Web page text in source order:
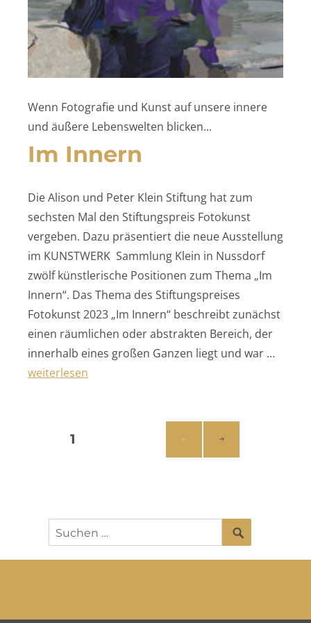
Wenn Fotografie und Kunst auf unsere innere
und äußere Lebenswelten blicken...
Im Innern
Die Alison und Peter Klein Stiftung hat zum
sechsten Mal den Stiftungspreis Fotokunst
vergeben. Dazu präsentiert die neue Ausstellung
im KUNSTWERK Sammlung Klein in Nussdorf
zwölf künstlerische Positionen zum Thema „Im
Innern“. Das Thema des Stiftungspreises
Fotokunst 2023 „Im Innern“ beschreibt zunächst
einen räumlichen oder abstrakten Bereich, der
innerhalb eines großen Ganzen liegt und war …
„Im Innern“
weiterlesen
Seitennummerierung
SEITE1
Suchen
nach:
SUCHEN